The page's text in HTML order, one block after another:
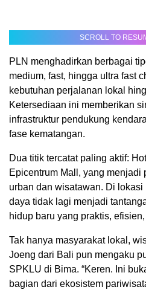
SCROLL TO
PLN menghadirkan berbagai
medium, fast, hingga ultra fast
kebutuhan perjalanan lokal
Ketersediaan ini memberikan
infrastruktur pendukung
fase kematangan.
Dua titik tercatat paling aktif:
Epicentrum Mall, yang menjadi
urban dan wisatawan. Di
daya tidak lagi menjadi
hidup baru yang praktis,
Tak hanya masyarakat lokal,
Joeng dari Bali pun mengaku
SPKLU di Bima. “Keren. Ini
bagian dari ekosistem